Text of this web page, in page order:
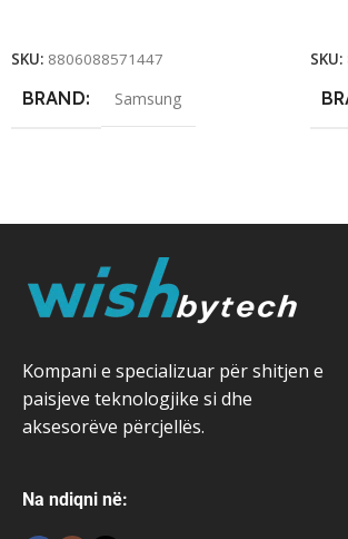
SKU: 8806088571447
BRAND Samsung
SKU:
Kompani e specializuar për shitjen e
paisjeve teknologjike si dhe
aksesorëve përcjellës.
Na ndiqni në: